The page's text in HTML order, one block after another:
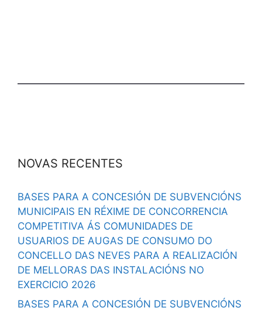
NOVAS RECENTES
BASES PARA A CONCESIÓN DE SUBVENCIÓNS
MUNICIPAIS EN RÉXIME DE CONCORRENCIA
COMPETITIVA ÁS COMUNIDADES DE
USUARIOS DE AUGAS DE CONSUMO DO
CONCELLO DAS NEVES PARA A REALIZACIÓN
DE MELLORAS DAS INSTALACIÓNS NO
EXERCICIO 2026
BASES PARA A CONCESIÓN DE SUBVENCIÓNS